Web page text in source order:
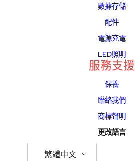
數據存儲
配件
電源充電
LED照明
服務支援
保養
聯絡我們
商標聲明
更改語言
繁體中文